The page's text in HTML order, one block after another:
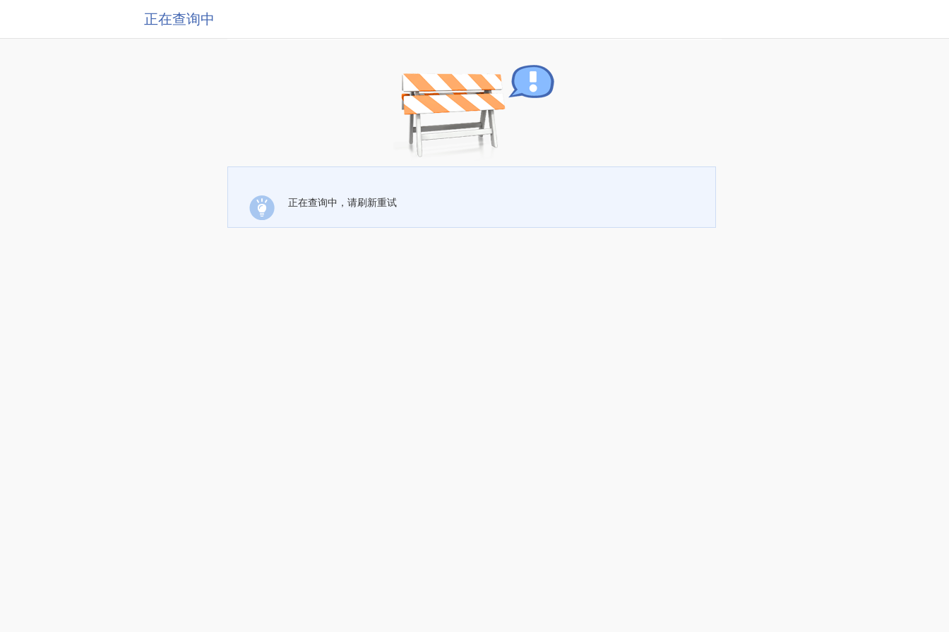
正在查询中
正在查询中，请刷新重试